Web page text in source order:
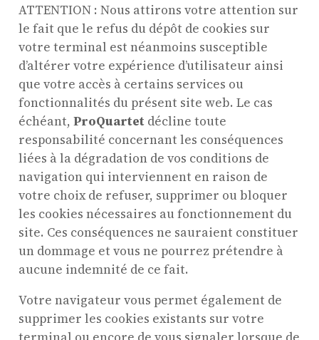
ATTENTION : Nous attirons votre attention sur
le fait que le refus du dépôt de cookies sur
votre terminal est néanmoins susceptible
d’altérer votre expérience d’utilisateur ainsi
que votre accès à certains services ou
fonctionnalités du présent site web. Le cas
échéant,ProQuartet décline toute
responsabilité concernant les conséquences
liées à la dégradation de vos conditions de
navigation qui interviennent en raison de
votre choix de refuser, supprimer ou bloquer
les cookies nécessaires au fonctionnement du
site. Ces conséquences ne sauraient constituer
un dommage et vous ne pourrez prétendre à
aucune indemnité de ce fait.
Votre navigateur vous permet également de
supprimer les cookies existants sur votre